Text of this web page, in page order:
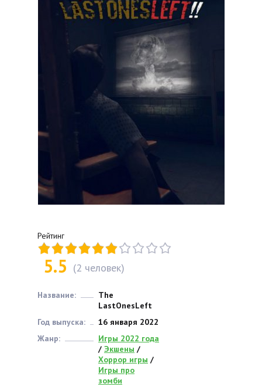
Рейтинг
5.5 (2 человек)
Название:
The
LastOnesLeft
Год выпуска:
16 января 2022
Жанр:
Игры 2022 года
/ Экшены /
Хоррор игры /
Игры про
зомби